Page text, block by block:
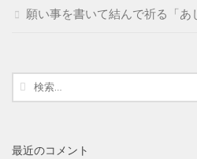
願い事を書いて結んで祈る「あ
検
索:
最近のコメント